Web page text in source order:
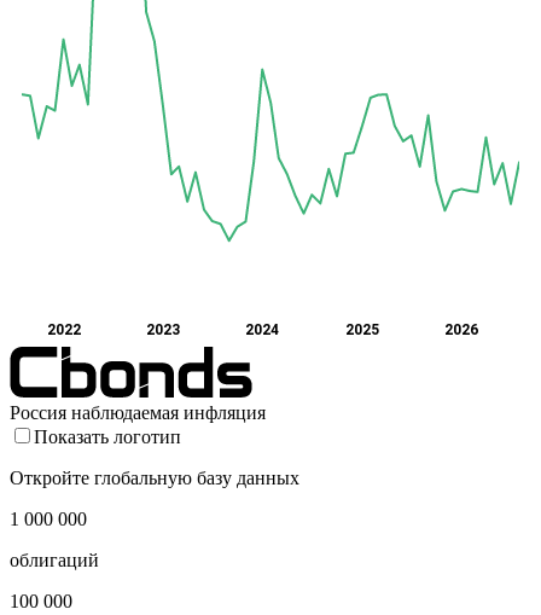
2022 2023 2024 2025 2026
Россия наблюдаемая инфляция
Показать логотип
Откройте глобальную базу данных
1 000 000
облигаций
100 000